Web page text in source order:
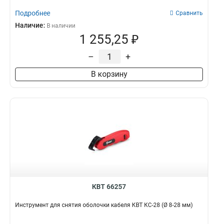
Подробнее Сравнить
Наличие: В наличии
1 255,25 ₽
– +
В корзину
КВТ 66257
Инструмент для снятия оболочки кабеля КВТ КС-28 (Ø 8-28 мм)